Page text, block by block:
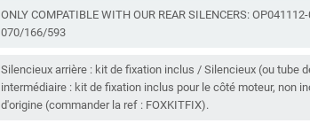
ONLY COMPATIBLE WITH OUR REAR SILENCERS:
070/166/593
Silencieux arrière : kit de fixation inclus / Silencieux (ou tube
intermédiaire : kit de fixation inclus pour le côté moteur, non
d'origine (commander la ref : FOXKITFIX).